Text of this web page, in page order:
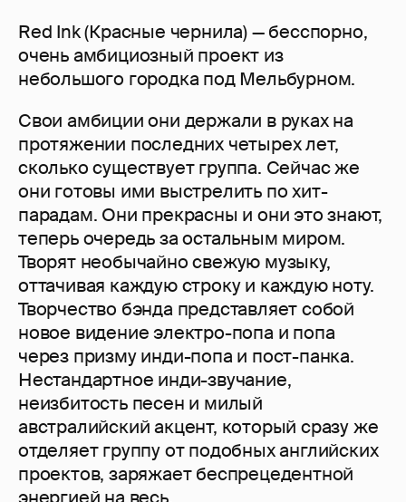
Red Ink (Красные чернила) — бесспорно,
очень амбициозный проект из
небольшого городка под Мельбурном.
Свои амбиции они держали в руках на
протяжении последних четырех лет,
сколько существует группа. Сейчас же
они готовы ими выстрелить по хит-
парадам. Они прекрасны и они это знают,
теперь очередь за остальным миром.
Творят необычайно свежую музыку,
оттачивая каждую строку и каждую ноту.
Творчество бэнда представляет собой
новое видение электро-попа и попа
через призму инди-попа и пост-панка.
Нестандартное инди-звучание,
неизбитость песен и милый
австралийский акцент, который сразу же
отделяет группу от подобных английских
проектов, заряжает беспрецедентной